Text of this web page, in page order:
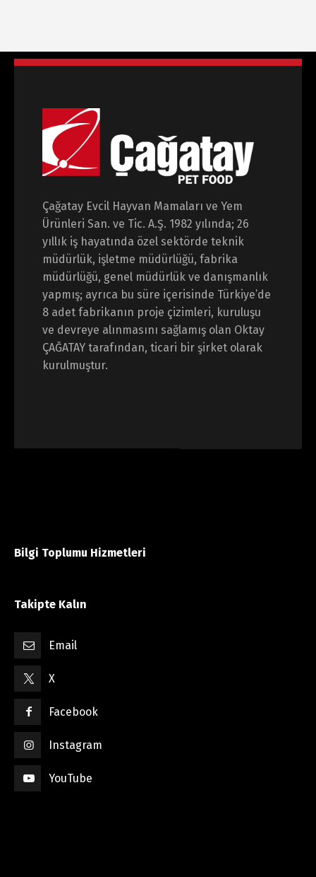
Çağatay Evcil Hayvan Mamaları ve Yem
Ürünleri San. ve Tic. A.Ş. 1982 yılında; 26
yıllık iş hayatında özel sektörde teknik
müdürlük, işletme müdürlüğü, fabrika
müdürlüğü, genel müdürlük ve danışmanlık
yapmış; ayrıca bu süre içerisinde Türkiye’de
8 adet fabrikanın proje çizimleri, kuruluşu
ve devreye alınmasını sağlamış olan Oktay
ÇAĞATAY tarafından, ticari bir şirket olarak
kurulmuştur.
Bilgi Toplumu Hizmetleri
Takipte Kalın
Email
X
Facebook
Instagram
YouTube